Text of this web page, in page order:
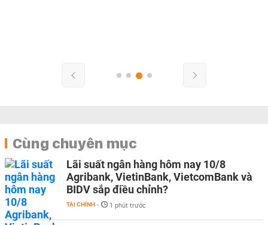
Cùng chuyên mục
Lãi suất ngân hàng hôm nay 10/8
Agribank, VietinBank, VietcomBank và
BIDV sắp điều chỉnh?
TÀI CHÍNH - 1 phút trước